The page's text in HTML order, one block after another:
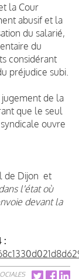
la Cour
abusif et la
du salarié,
du
considérant
préjudice subi.
jugement de la
que le seul
ouvre
de Dijon et
l'état où
devant la
: